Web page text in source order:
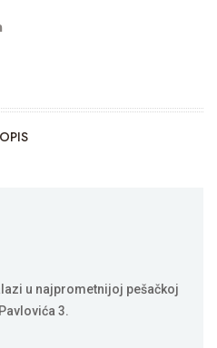
OPIS
u najprometnijoj pešačkoj
3.